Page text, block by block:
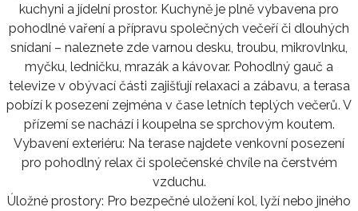
kuchyni a jídelní prostor. Kuchyně je plně vybavena pro
pohodlné vaření a přípravu společných večeří či dlouhých
snídaní – naleznete zde varnou desku, troubu, mikrovlnku,
myčku, ledničku, mrazák a kávovar. Pohodlný gauč a
televize v obývací části zajišťují relaxaci a zábavu, a terasa
pobízí k posezení zejména v čase letních teplých večerů. V
přízemí se nachází i koupelna se sprchovým koutem.
Vybavení exteriéru: Na terase najdete venkovní posezení
pro pohodlný relax či společenské chvíle na čerstvém
vzduchu.
Úložné prostory: Pro bezpečné uložení kol, lyží nebo jiného